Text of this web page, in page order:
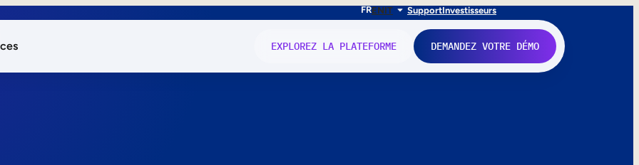
FRENIT SupportInvestisseurs
EXPLOREZ LA PLATEFORME DEMANDEZ VOTRE DÉMO